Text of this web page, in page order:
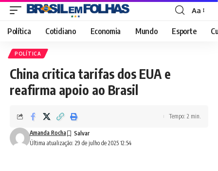
Font
Resizer
Aa
Política Cotidiano Economia Mundo Esporte
POLÍTICA
China critica tarifas dos EUA e
reafirma apoio ao Brasil
Última atualização: 29 de julho de 2025 12:54
Amanda Rocha
Tempo: 2 min.